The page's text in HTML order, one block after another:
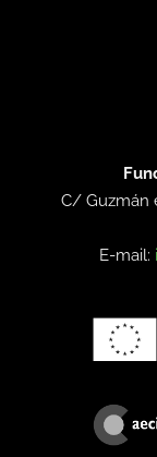
C/ Guzmán
E-mail: